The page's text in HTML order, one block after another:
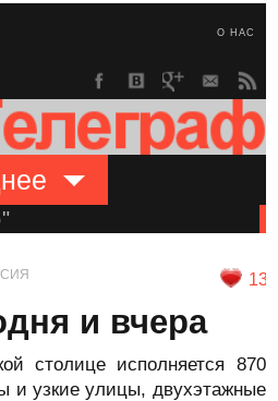
О НАС
13
и вчера
столице исполняется 870
и узкие улицы, двухэтажные